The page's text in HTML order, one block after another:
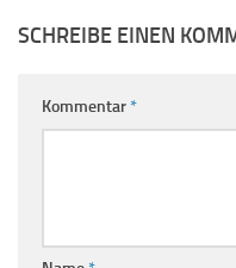
SCHREIBE EINEN
Kommentar*